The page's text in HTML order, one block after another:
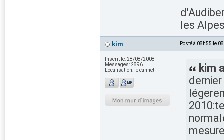
les
kim Posté à 08h55 le
Inscrit le: 28/08/2008
Messages: 2896
Localisation: le cannet
kim